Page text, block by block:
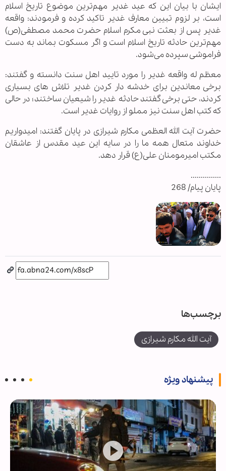
ایشان با بیان این که عید غدیر مهم‌ترین موضوع تاریخ اسلام
است، بر لزوم تبیین معارف غدیر تاکید کرده و فرمودند: واقعه
غدیر پس از بعثت نبی مکرم اسلام حضرت محمد مصطفی(ص)
مهم‌ترین حادثه تاریخ اسلام است و اگر مسکوت بماند به دست
فراموشی سپرده می‌شود.
معظم له واقعه غدیر را مورد تایید اهل سنت دانسته و گفتند:
برخی معاندین برای خدشه دار کردن غدیر تلاش های بسیاری
کردند، حتی برخی گفتند حادثه غدیر را شیعیان ساختند؛ در حالی
که کتب اهل سنت نیز مملو از روایات غدیر است.
حضرت آیت الله العظمی مکارم شیرازی در پایان گفتند: امیدواریم
خداوند متعال همه ما را در سایه این عید مقدس از عاشقان
مکتب امیرمومنان علی(ع) قرار دهد.
...............
پایان پیام/ 268
برچسب‌ها
آیت الله مکارم شیرازی
پیشنهاد ویژه